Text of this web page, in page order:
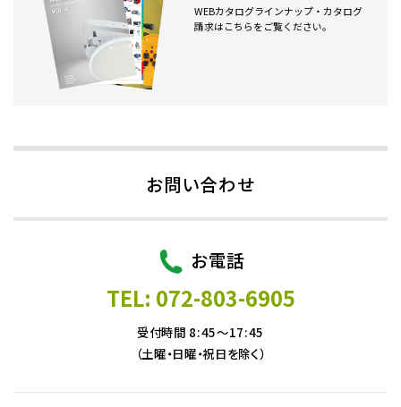
WEBカタログラインナップ・カタログ
請求はこちらをご覧ください。
お問い合わせ
お電話
TEL: 072-803-6905
受付時間 8:45～17:45
（土曜・日曜・祝日を除く）